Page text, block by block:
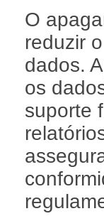
O
reduzir
dados.
os
suporte